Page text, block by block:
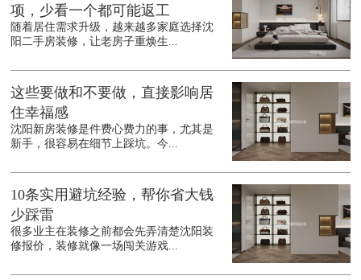
项，少看一个都可能返工
随着居住需求升级，越来越多家庭选择沈
阳二手房装修，让老房子重焕生...
这些要做和不要做，直接影响居
住幸福感
沈阳新房装修是件费心费力的事，尤其是
新手，很容易在细节上踩坑。今...
10条实用避坑经验，帮你省大钱
少踩雷
很多业主在装修之前都会先弄清楚沈阳装
修报价，装修就像一场闯关游戏...